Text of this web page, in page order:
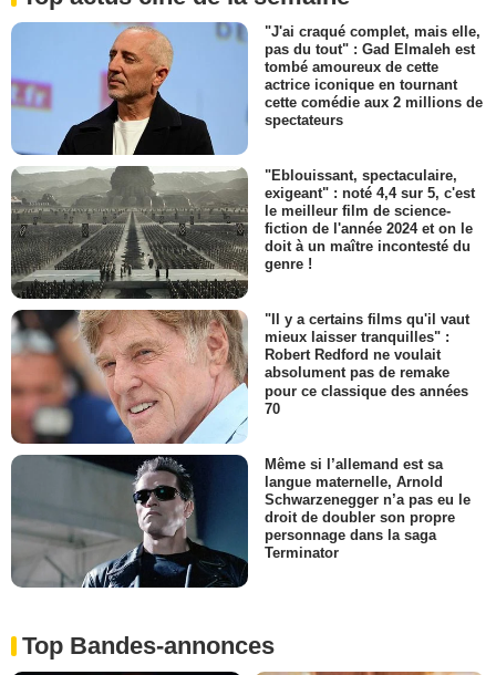
"J'ai craqué complet, mais elle,
pas du tout" : Gad Elmaleh est
tombé amoureux de cette
actrice iconique en tournant
cette comédie aux 2 millions de
spectateurs
"Eblouissant, spectaculaire,
exigeant" : noté 4,4 sur 5, c'est
le meilleur film de science-
fiction de l'année 2024 et on le
doit à un maître incontesté du
genre !
"Il y a certains films qu'il vaut
mieux laisser tranquilles" :
Robert Redford ne voulait
absolument pas de remake
pour ce classique des années
70
Même si l’allemand est sa
langue maternelle, Arnold
Schwarzenegger n’a pas eu le
droit de doubler son propre
personnage dans la saga
Terminator
Top Bandes-annonces